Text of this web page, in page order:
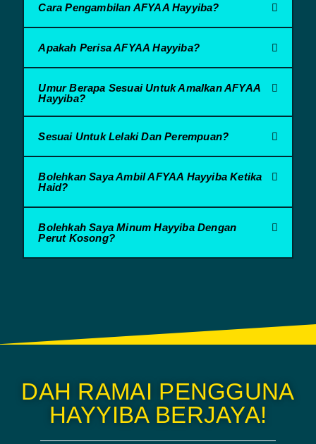
Cara Pengambilan AFYAA Hayyiba?
Apakah Perisa AFYAA Hayyiba?
Umur Berapa Sesuai Untuk Amalkan AFYAA
Hayyiba?
Sesuai Untuk Lelaki Dan Perempuan?
Bolehkan Saya Ambil AFYAA Hayyiba Ketika
Haid?
Bolehkah Saya Minum Hayyiba Dengan
Perut Kosong?
DAH RAMAI PENGGUNA
HAYYIBA BERJAYA!